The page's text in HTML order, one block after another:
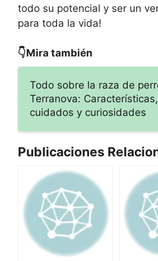
todo su potencial y ser un
para toda la vida!
👇Mira también
Todo sobre la raza de
Terranova: Características,
cuidados y curiosidades
Publicaciones